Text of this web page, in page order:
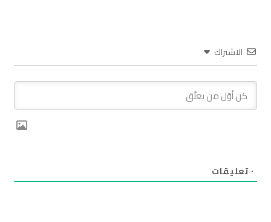
الاشتراك
٠ تعليقات